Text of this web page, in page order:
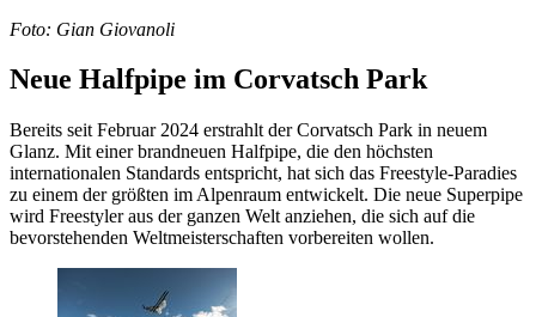
Foto: Gian Giovanoli
Neue Halfpipe im Corvatsch Park
Bereits seit Februar 2024 erstrahlt der Corvatsch Park in neuem
Glanz. Mit einer brandneuen Halfpipe, die den höchsten
internationalen Standards entspricht, hat sich das Freestyle-Paradies
zu einem der größten im Alpenraum entwickelt. Die neue Superpipe
wird Freestyler aus der ganzen Welt anziehen, die sich auf die
bevorstehenden Weltmeisterschaften vorbereiten wollen.